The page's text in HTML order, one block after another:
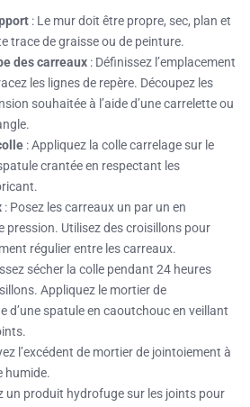
: Le mur doit être propre, sec, plan et
trace de graisse ou de peinture.
des carreaux : Définissez l’emplacement
les lignes de repère. Découpez les
souhaitée à l’aide d’une carrelette ou
: Appliquez la colle carrelage sur le
crantée en respectant les
: Posez les carreaux un par un en
pression. Utilisez des croisillons pour
régulier entre les carreaux.
sécher la colle pendant 24 heures
Appliquez le mortier de
d’une spatule en caoutchouc en veillant
l’excédent de mortier de jointoiement à
humide.
un produit hydrofuge sur les joints pour